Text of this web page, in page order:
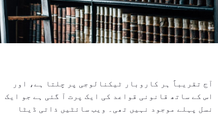
آج تقریباً ہر کاروبار ٹیکنالوجی پر چلتا ہے، اور
اس کے ساتھ قانونی قواعد کی ایک پرت آ گئی ہے جو ایک
نسل پہلے موجود نہیں تھی۔ ویب سائٹیں ذاتی ڈیٹا